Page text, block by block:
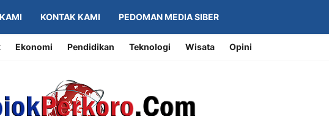
KONTAK KAMI PEDOMAN MEDIA SIBER
Ekonomi Pendidikan Teknologi Wisata Opini